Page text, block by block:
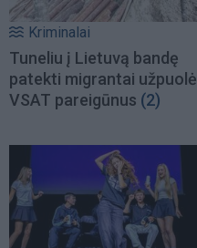
Kriminalai
Tuneliu į Lietuvą bandę
patekti migrantai užpuolė
VSAT pareigūnus (2)